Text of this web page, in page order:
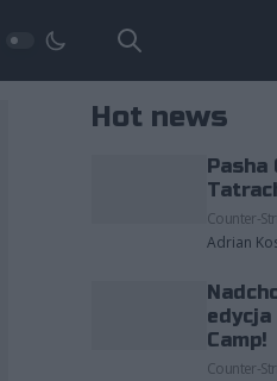
Hot news
Pasha
Counter-
Adrian
edycja
Camp!
Counter-